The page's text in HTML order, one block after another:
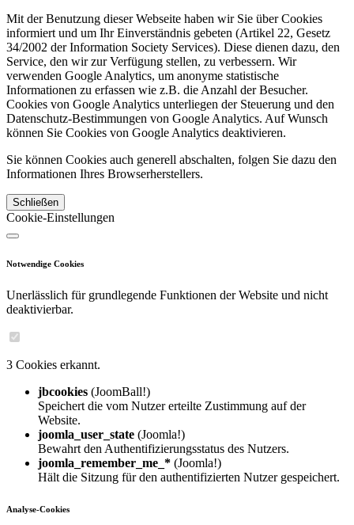
Mit der Benutzung dieser Webseite haben wir Sie über Cookies
informiert und um Ihr Einverständnis gebeten (Artikel 22, Gesetz
34/2002 der Information Society Services). Diese dienen dazu, den
Service, den wir zur Verfügung stellen, zu verbessern. Wir
verwenden Google Analytics, um anonyme statistische
Informationen zu erfassen wie z.B. die Anzahl der Besucher.
Cookies von Google Analytics unterliegen der Steuerung und den
Datenschutz-Bestimmungen von Google Analytics. Auf Wunsch
können Sie Cookies von Google Analytics deaktivieren.
Sie können Cookies auch generell abschalten, folgen Sie dazu den
Informationen Ihres Browserherstellers.
Schließen
Cookie-Einstellungen
Notwendige Cookies
Unerlässlich für grundlegende Funktionen der Website und nicht
deaktivierbar.
3 Cookies erkannt.
jbcookies (JoomBall!)
Speichert die vom Nutzer erteilte Zustimmung auf der
Website.
joomla_user_state (Joomla!)
Bewahrt den Authentifizierungsstatus des Nutzers.
joomla_remember_me_* (Joomla!)
Hält die Sitzung für den authentifizierten Nutzer gespeichert.
Analyse-Cookies